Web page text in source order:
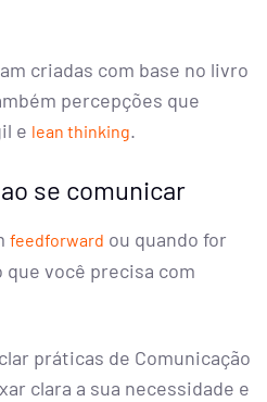
criadas com base no livro
percepções que
e lean thinking.
se comunicar
feedforward ou quando for
você precisa com
práticas de Comunicação
clara a sua necessidade e